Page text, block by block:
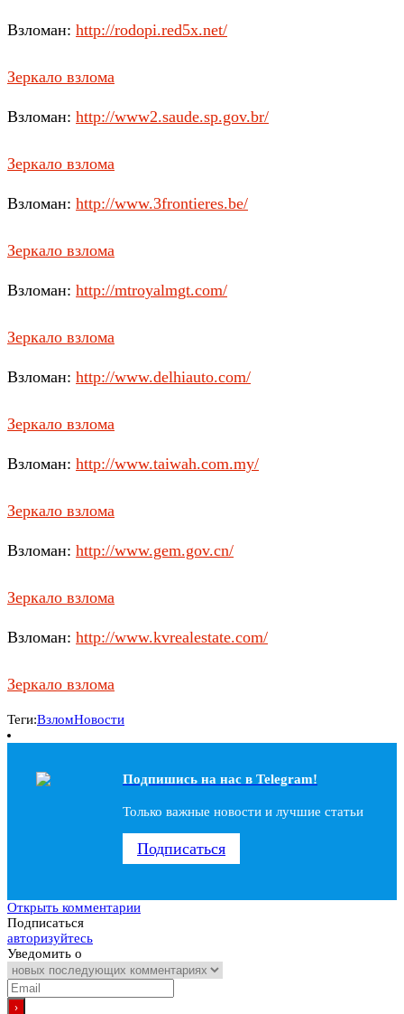
Взломан: http://rodopi.red5x.net/
Зеркало взлома
Взломан: http://www2.saude.sp.gov.br/
Зеркало взлома
Взломан: http://www.3frontieres.be/
Зеркало взлома
Взломан: http://mtroyalmgt.com/
Зеркало взлома
Взломан: http://www.delhiauto.com/
Зеркало взлома
Взломан: http://www.taiwah.com.my/
Зеркало взлома
Взломан: http://www.gem.gov.cn/
Зеркало взлома
Взломан: http://www.kvrealestate.com/
Зеркало взлома
Теги:ВзломНовости
Подпишись на наc в Telegram!
Только важные новости и лучшие статьи
Подписаться
Открыть комментарии
Подписаться
авторизуйтесь
Уведомить о